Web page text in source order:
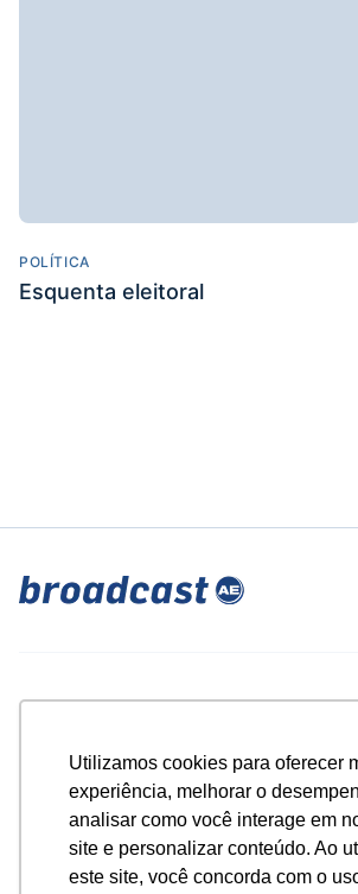
Utilizamos cookies para oferecer
experiência, melhorar o
analisar como você interage em
site e personalizar conteúdo. Ao
este site, você concorda com o
POLÍTICA
Esquenta eleitoral
Notícias
Termos de uso
Política de privacidade
Contrato Máster Terminal